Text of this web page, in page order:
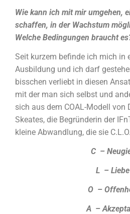
Wie kann ich mit mir umgehen,
schaffen, in der Wachstum
Welche Bedingungen braucht
Seit kurzem befinde ich mich in
Ausbildung und ich darf
bisschen verliebt in diesen
mit der man sich selbst und
sich aus dem COAL-Modell von
Skeates, die Begründerin der
kleine Abwandlung, die sie
C –
L – Liebe
O –
A –